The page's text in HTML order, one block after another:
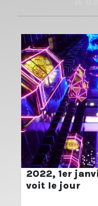
2022, 1er
voit le jour